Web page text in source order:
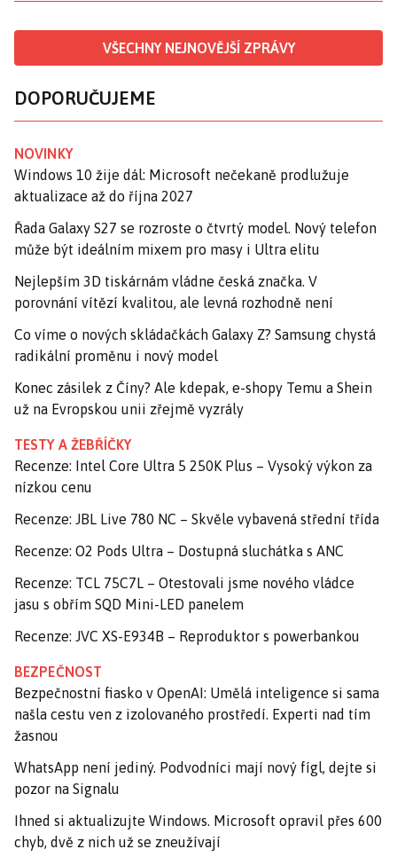
VŠECHNY NEJNOVĚJŠÍ ZPRÁVY
DOPORUČUJEME
NOVINKY
Windows 10 žije dál: Microsoft nečekaně prodlužuje
aktualizace až do října 2027
Řada Galaxy S27 se rozroste o čtvrtý model. Nový telefon
může být ideálním mixem pro masy i Ultra elitu
Nejlepším 3D tiskárnám vládne česká značka. V
porovnání vítězí kvalitou, ale levná rozhodně není
Co víme o nových skládačkách Galaxy Z? Samsung chystá
radikální proměnu i nový model
Konec zásilek z Číny? Ale kdepak, e-shopy Temu a Shein
už na Evropskou unii zřejmě vyzrály
TESTY A ŽEBŘÍČKY
Recenze: Intel Core Ultra 5 250K Plus – Vysoký výkon za
nízkou cenu
Recenze: JBL Live 780 NC – Skvěle vybavená střední třída
Recenze: O2 Pods Ultra – Dostupná sluchátka s ANC
Recenze: TCL 75C7L – Otestovali jsme nového vládce
jasu s obřím SQD Mini-LED panelem
Recenze: JVC XS-E934B – Reproduktor s powerbankou
BEZPEČNOST
Bezpečnostní fiasko v OpenAI: Umělá inteligence si sama
našla cestu ven z izolovaného prostředí. Experti nad tím
žasnou
WhatsApp není jediný. Podvodníci mají nový fígl, dejte si
pozor na Signalu
Ihned si aktualizujte Windows. Microsoft opravil přes 600
chyb, dvě z nich už se zneužívají